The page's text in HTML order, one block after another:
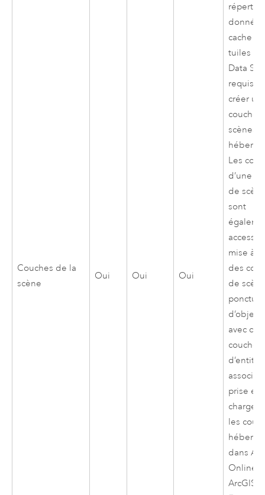
Couches de la
scène
Oui Oui Oui
cache
tuiles
Data
requis
créer
couche
scènes
Les
d’une
de
sont
mise à
des
de
d’objets
avec des
couches
d’entités
prise en
charge
les
dans
Online
ArcGIS